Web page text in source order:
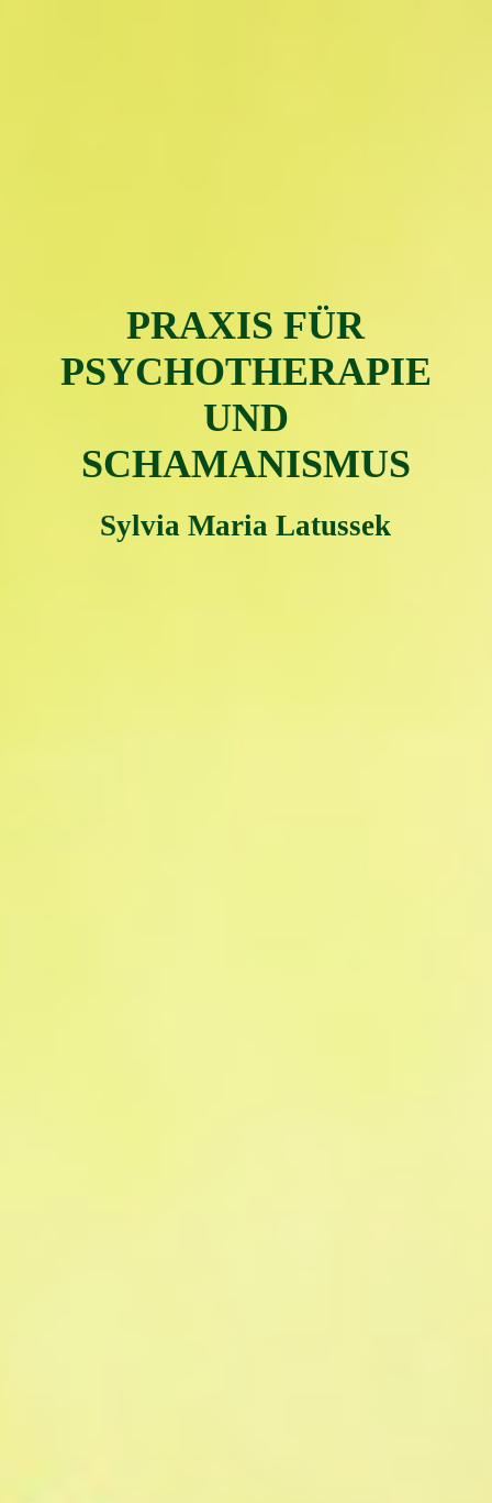
PRAXIS FÜR
PSYCHOTHERAPIE
UND
SCHAMANISMUS
Sylvia Maria Latussek